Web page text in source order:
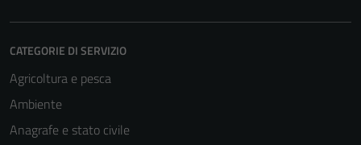
CATEGORIE DI SERVIZIO
Agricoltura e pesca
Ambiente
Anagrafe e stato civile